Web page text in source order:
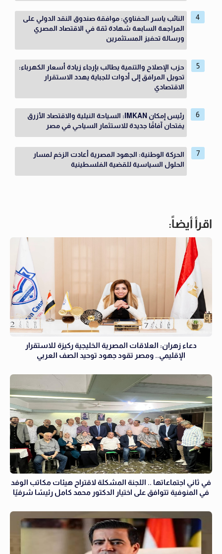
النائب ياسر الحفناوي: موافقة صندوق النقد الدولي على
المراجعة السابعة شهادة ثقة في الاقتصاد المصري
ورسالة تحفيز المستثمرين
حزب الإصلاح والتنمية يطالب بإرجاء زيادة أسعار الكهرباء:
تحويل المرافق إلى أدوات للجباية يهدد الاستقرار
الاقتصادي
رئيس إمكان IMKAN: السياحة النيلية والاقتصاد الأزرق
يفتحان آفاقًا جديدة للاستثمار السياحي في مصر
الحركة الوطنية: الجهود المصرية أعادت الزخم لمسار
الحلول السياسية للقضية الفلسطينية
اقرأ أيضاً:
دعاء زهران: العلاقات المصرية الخليجية ركيزة للاستقرار
الإقليمي.. ومصر تقود جهود توحيد الصف العربي
في ثاني اجتماعاتها .. اللجنة المشكلة لاقتراح هيئات مكاتب الوفد
في المنوفية تتوافق على اختيار الدكتور محمد كامل رئيسًا شرفيًا